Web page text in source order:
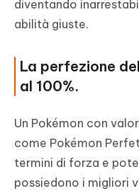
diventando
abilità giuste.
La perfezione
al 100%.
Un Pokémon con
come Pokémon
termini di forza e
possiedono i migliori